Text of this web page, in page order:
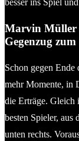
besser ins Spiel
Marvin Müller
Gegenzug zum
Schon gegen
mehr Momente, in
die Erträge. Gleich
besten Spieler, aus
unten rechts.